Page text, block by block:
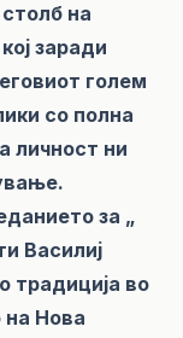
на
заради
голем
со полна
личност ни
за „
Василиј
традиција во
на Нова